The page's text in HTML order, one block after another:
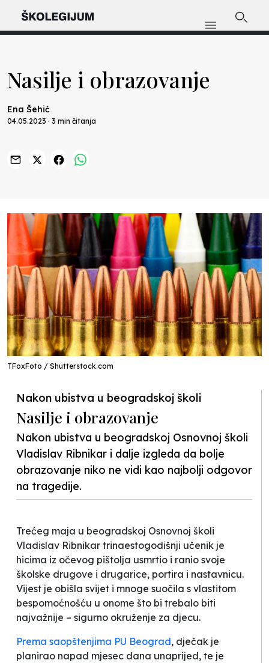
Nasilje i obrazovanje
Ena Šehić
04.05.2023 · 3 min čitanja
TFoxFoto / Shutterstock.com
Nakon ubistva u beogradskoj školi
Nasilje i obrazovanje
Nakon ubistva u beogradskoj Osnovnoj školi
Vladislav Ribnikar i dalje izgleda da bolje
obrazovanje niko ne vidi kao najbolji odgovor
na tragedije.
Trećeg maja u beogradskoj Osnovnoj školi
Vladislav Ribnikar trinaestogodišnji učenik je
hicima iz očevog pištolja usmrtio i ranio svoje
školske drugove i drugarice, portira i nastavnicu.
Vijest je obišla svijet i mnoge suočila s vlastitom
bespomoćnošću u onome što bi trebalo biti
najvažnije – sigurno okruženje za djecu.
Prema saopštenjima PU Beograd, dječak je
planirao napad mjesec dana unaprijed, te je